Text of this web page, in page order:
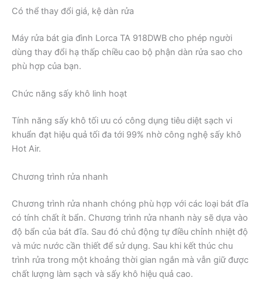
Có thể thay đổi giá, kệ dàn rửa
Máy rửa bát gia đình Lorca TA 918DWB cho phép người
dùng thay đổi hạ thấp chiều cao bộ phận dàn rửa sao cho
phù hợp của bạn.
Chức năng sấy khô linh hoạt
Tính năng sấy khô tối ưu có công dụng tiêu diệt sạch vi
khuẩn đạt hiệu quả tối đa tới 99% nhờ công nghệ sấy khô
Hot Air.
Chương trình rửa nhanh
Chương trình rửa nhanh chóng phù hợp với các loại bát đĩa
có tính chất ít bẩn. Chương trình rửa nhanh này sẽ dựa vào
độ bẩn của bát đĩa. Sau đó chủ động tự điều chỉnh nhiệt độ
và mức nước cần thiết để sử dụng. Sau khi kết thúc chu
trình rửa trong một khoảng thời gian ngắn mà vẫn giữ được
chất lượng làm sạch và sấy khô hiệu quả cao.